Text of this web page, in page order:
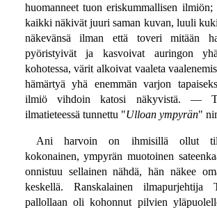
huomanneet tuon eriskummallisen
kaikki näkivät juuri saman kuvan, luuli
näkevänsä ilman että toveri mitään
pyöristyivät ja kasvoivat auringon
kohotessa, värit alkoivat vaaleta
hämärtyä yhä enemmän varjon
ilmiö vihdoin katosi näkyvistä. —
ilmatieteessä tunnettu "Ulloan ympyrän"
Ani harvoin on ihmisillä ollut
kokonainen, ympyrän muotoinen
onnistuu sellainen nähdä, hän näkee
keskellä. Ranskalainen ilmapurjehtija
pallollaan oli kohonnut pilvien